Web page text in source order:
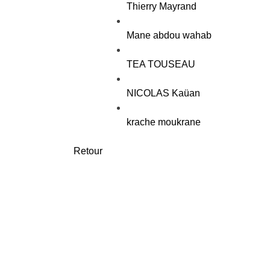
Thierry Mayrand
Mane abdou wahab
TEA TOUSEAU
NICOLAS Kaüan
krache moukrane
Retour